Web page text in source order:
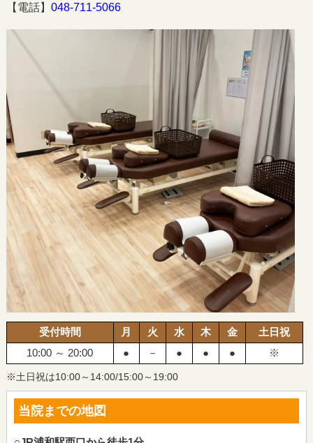
【電話】 048-711-5066
受付時間 月 火 水 木 金
土日祝
10:00 ～ 20:00
● － ● ● ● ※
※土日祝は10:00～14:00/15:00～19:00
当院までの地図